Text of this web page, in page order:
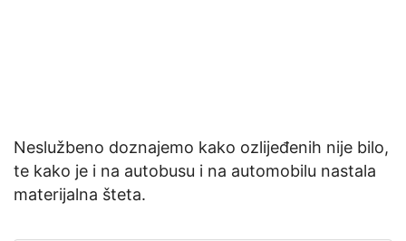
Neslužbeno doznajemo kako ozlijeđenih nije bilo,
te kako je i na autobusu i na automobilu nastala
materijalna šteta.